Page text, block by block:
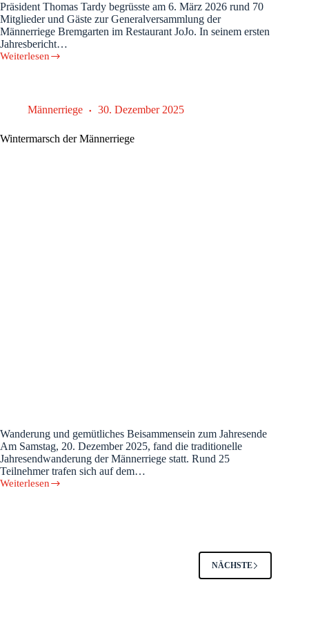
Präsident Thomas Tardy begrüsste am 6. März 2026 rund 70
Mitglieder und Gäste zur Generalversammlung der
Männerriege Bremgarten im Restaurant JoJo. In seinem ersten
Jahresbericht…
Weiterlesen
Männerriege
Männerriege 30. Dezember 2025
Wintermarsch der Männerriege
Wanderung und gemütliches Beisammensein zum Jahresende
Am Samstag, 20. Dezember 2025, fand die traditionelle
Jahresendwanderung der Männerriege statt. Rund 25
Teilnehmer trafen sich auf dem…
Weiterlesen
Wintermarsch
NÄCHSTE